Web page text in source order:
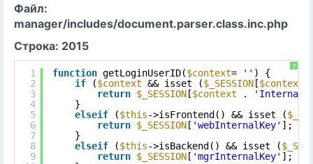
Файл:
manager/includes/document.parser.class.inc.php
Строка: 2015
?
1
2
3
4
5
6
7
8
9
function getLoginUserID($context= '' ) {
if
($context && isset ($_SESSION [$context
return $_SESSION [$context .
}
elseif
($this->isFrontend() && isset (
return $_SESSION [ 'webInternalKey' ];
}
elseif
($this->isBackend() && isset (
return $_SESSION [ 'mgrInternalKey' ];